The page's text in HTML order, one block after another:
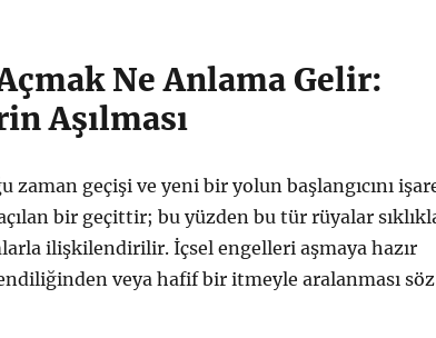
Ne Anlama Gelir:
Aşılması
zaman geçişi ve yeni bir yolun başlangıcını
bir geçittir; bu yüzden bu tür rüyalar
ilişkilendirilir. İçsel engelleri aşmaya hazır
veya hafif bir itmeyle aralanması söz